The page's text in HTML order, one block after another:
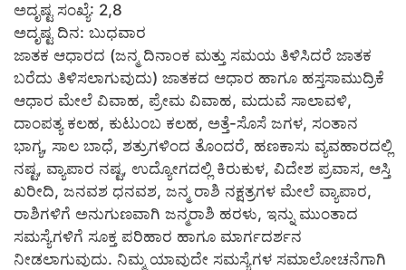
ಅದೃಷ್ಟ ಸಂಖ್ಯೆ: 2,8
ಅದೃಷ್ಟ ದಿನ: ಬುಧವಾರ
ಜಾತಕ ಆಧಾರದ (ಜನ್ಮ ದಿನಾಂಕ ಮತ್ತು ಸಮಯ ತಿಳಿಸಿದರೆ ಜಾತಕ
ಬರೆದು ತಿಳಿಸಲಾಗುವುದು) ಜಾತಕದ ಆಧಾರ ಹಾಗೂ ಹಸ್ತಸಾಮುದ್ರಿಕೆ
ಆಧಾರ ಮೇಲೆ ವಿವಾಹ, ಪ್ರೇಮ ವಿವಾಹ, ಮದುವೆ ಸಾಲಾವಳಿ,
ದಾಂಪತ್ಯ ಕಲಹ, ಕುಟುಂಬ ಕಲಹ, ಅತ್ತೆ-ಸೊಸೆ ಜಗಳ, ಸಂತಾನ
ಭಾಗ್ಯ, ಸಾಲ ಬಾಧೆ, ಶತ್ರುಗಳಿಂದ ತೊಂದರೆ, ಹಣಕಾಸು ವ್ಯವಹಾರದಲ್ಲಿ
ನಷ್ಟ, ವ್ಯಾಪಾರ ನಷ್ಟ, ಉದ್ಯೋಗದಲ್ಲಿ ಕಿರುಕುಳ, ವಿದೇಶ ಪ್ರವಾಸ, ಆಸ್ತಿ
ಖರೀದಿ, ಜನವಶ ಧನವಶ, ಜನ್ಮ ರಾಶಿ ನಕ್ಷತ್ರಗಳ ಮೇಲೆ ವ್ಯಾಪಾರ,
ರಾಶಿಗಳಿಗೆ ಅನುಗುಣವಾಗಿ ಜನ್ಮರಾಶಿ ಹರಳು, ಇನ್ನು ಮುಂತಾದ
ಸಮಸ್ಯೆಗಳಿಗೆ ಸೂಕ್ತ ಪರಿಹಾರ ಹಾಗೂ ಮಾರ್ಗದರ್ಶನ
ನೀಡಲಾಗುವುದು. ನಿಮ್ಮ ಯಾವುದೇ ಸಮಸ್ಯೆಗಳ ಸಮಾಲೋಚನೆಗಾಗಿ